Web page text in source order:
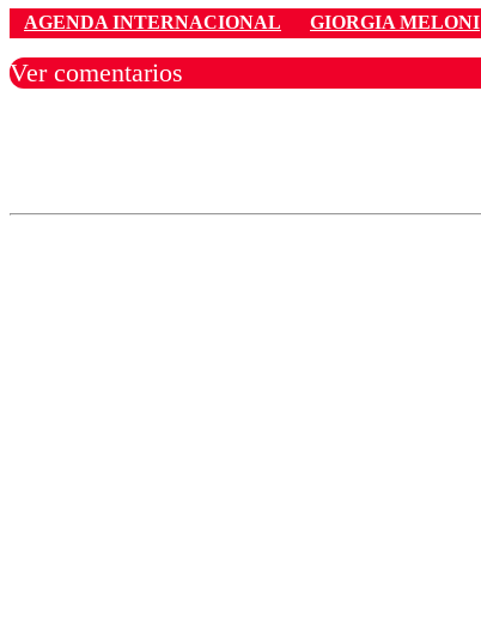
AGENDA INTERNACIONAL GIORGIA MELONI
Ver comentarios